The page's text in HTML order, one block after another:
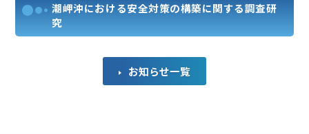
潮岬沖における安全対策の構築に関する調査研
究
お知らせ一覧